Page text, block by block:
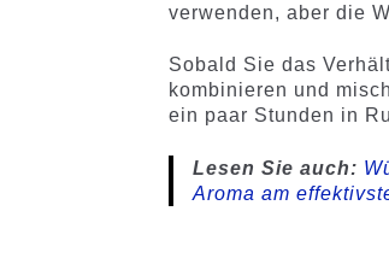
verwenden, aber die
Sobald Sie das
kombinieren und
ein paar Stunden in
Lesen Sie auch:
Aroma am